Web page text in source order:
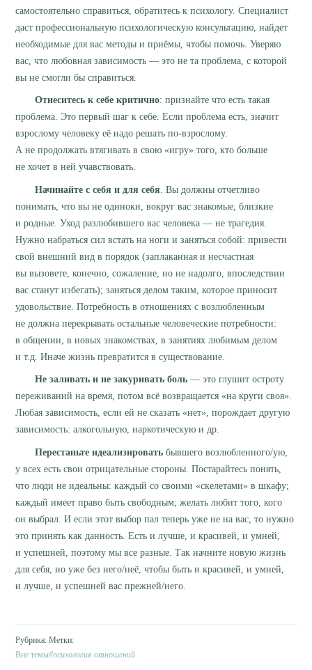
самостоятельно справиться, обратитесь к психологу. Специалист
даст профессиональную психологическую консультацию, найдет
необходимые для вас методы и приёмы, чтобы помочь. Уверяю
вас, что любовная зависимость — это не та проблема, с которой
вы не смогли бы справиться.
Отнеситесь к себе критично: признайте что есть такая
проблема. Это первый шаг к себе. Если проблема есть, значит
взрослому человеку её надо решать по-взрослому.
А не продолжать втягивать в свою «игру» того, кто больше
не хочет в ней учавствовать.
Начинайте с себя и для себя . Вы должны отчетливо
понимать, что вы не одиноки, вокруг вас знакомые, близкие
и родные. Уход разлюбившего вас человека — не трагедия.
Нужно набраться сил встать на ноги и заняться собой: привести
свой внешний вид в порядок (заплаканная и несчастная
вы вызовете, конечно, сожаление, но не надолго, впоследствии
вас станут избегать); заняться делом таким, которое приносит
удовольствие. Потребность в отношениях с возлюбленным
не должна перекрывать остальные человеческие потребности:
в общении, в новых знакомствах, в занятиях любимым делом
и т.д. Иначе жизнь превратится в существование.
Не заливать и не закуривать боль — это глушит остроту
переживаний на время, потом всё возвращается «на круги своя».
Любая зависимость, если ей не сказать «нет», порождает другую
зависимость: алкогольную, наркотическую и др.
Перестаньте идеализировать бывшего возлюбленного/ую,
у всех есть свои отрицательные стороны. Постарайтесь понять,
что люди не идеальны: каждый со своими «скелетами» в шкафу;
каждый имеет право быть свободным; желать любит того, кого
он выбрал. И если этот выбор пал теперь уже не на вас, то нужно
это принять как данность. Есть и лучше, и красивей, и умней,
и успешней, поэтому мы все разные. Так начните новую жизнь
для себя, но уже без него/неё, чтобы быть и красивей, и умней,
и лучше, и успешней вас прежней/него.
Вне темы психология отношений